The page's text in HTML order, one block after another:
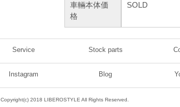
車輛本体価
格
SOLD
Service Stock parts
Instagram Blog
Copyright(c) 2018 LIBEROSTYLE All Rights Reserved.